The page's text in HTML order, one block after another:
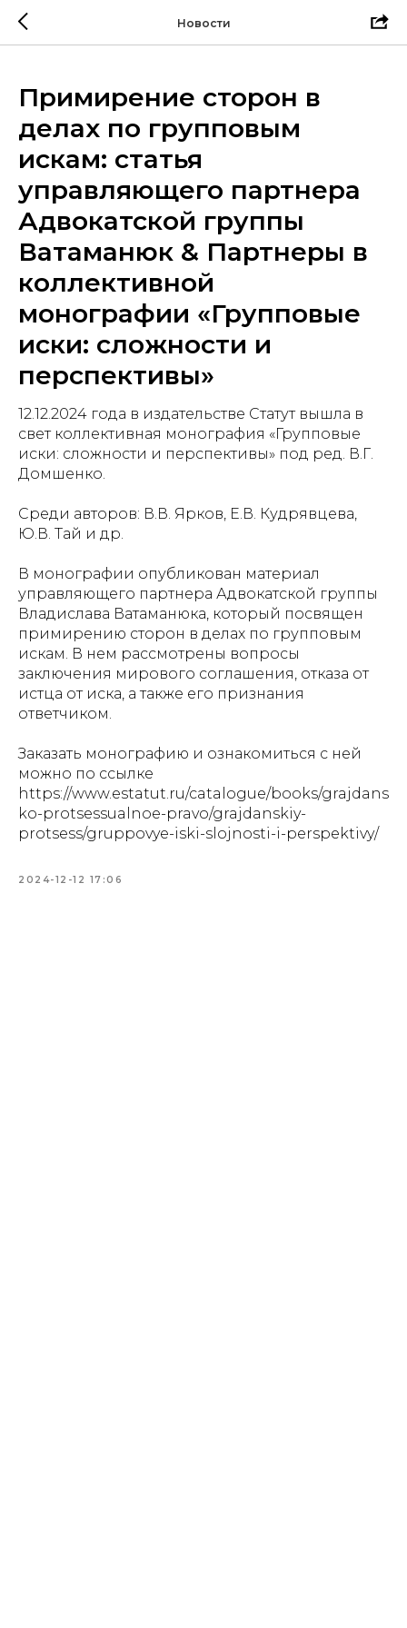
Новости
Примирение сторон в
делах по групповым
искам: статья
управляющего партнера
Адвокатской группы
Ватаманюк & Партнеры в
коллективной
монографии «Групповые
иски: сложности и
перспективы»
12.12.2024 года в издательстве Статут вышла в
свет коллективная монография «Групповые
иски: сложности и перспективы» под ред. В.Г.
Домшенко.
Среди авторов: В.В. Ярков, Е.В. Кудрявцева,
Ю.В. Тай и др.
В монографии опубликован материал
управляющего партнера Адвокатской группы
Владислава Ватаманюка, который посвящен
примирению сторон в делах по групповым
искам. В нем рассмотрены вопросы
заключения мирового соглашения, отказа от
истца от иска, а также его признания
ответчиком.
Заказать монографию и ознакомиться с ней
можно по ссылке
https://www.estatut.ru/catalogue/books/grajdans
ko-protsessualnoe-pravo/grajdanskiy-
protsess/gruppovye-iski-slojnosti-i-perspektivy/
2024-12-12 17:06